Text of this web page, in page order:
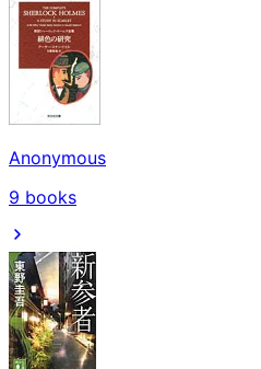
Anonymous
9 books